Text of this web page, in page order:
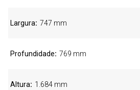
Largura 747 mm
Profundidade 769 mm
Altura 1.684 mm